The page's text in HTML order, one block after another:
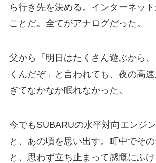
ら行き先を決める。インターネッ
ことだ。全てがアナログだった。
父から「明日はたくさん遊ぶから
くんだぞ」と言われても、夜の高
ぎてなかなか眠れなかった。
今でもSUBARUの水平対向エンジ
と、あの頃を思い出す。町中でそ
と、思わず立ち止まって感慨にふ